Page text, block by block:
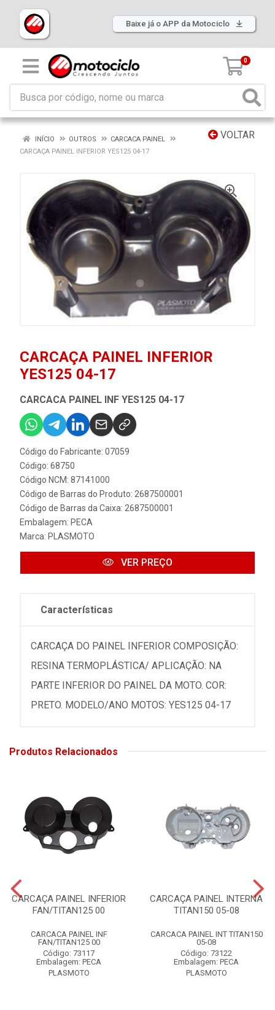
Baixe já o APP da Motociclo
0
VOLTAR
INÍCIO OUTROS
CARCACA PAINEL
CARCAÇA PAINEL INFERIOR YES125 04-17
CARCAÇA PAINEL INFERIOR
YES125 04-17
CARCACA PAINEL INF YES125 04-17
Código do Fabricante: 07059
Código: 68750
Código NCM: 87141000
Código de Barras do Produto: 2687500001
Código de Barras da Caixa: 2687500001
Embalagem: PECA
Marca: PLASMOTO
VER PREÇO
Características
CARCAÇA DO PAINEL INFERIOR COMPOSIÇÃO:
RESINA TERMOPLÁSTICA/ APLICAÇÃO: NA
PARTE INFERIOR DO PAINEL DA MOTO. COR:
PRETO. MODELO/ANO MOTOS: YES125 04-17
Produtos Relacionados
CARCAÇA PAINEL INFERIOR
FAN/TITAN125 00
CARCACA PAINEL INF
FAN/TITAN125 00
Código: 73117
Embalagem: PECA
PLASMOTO
CARCAÇA PAINEL INTERNA
TITAN150 05-08
CARCACA PAINEL INT TITAN150
05-08
Código: 73122
Embalagem: PECA
PLASMOTO